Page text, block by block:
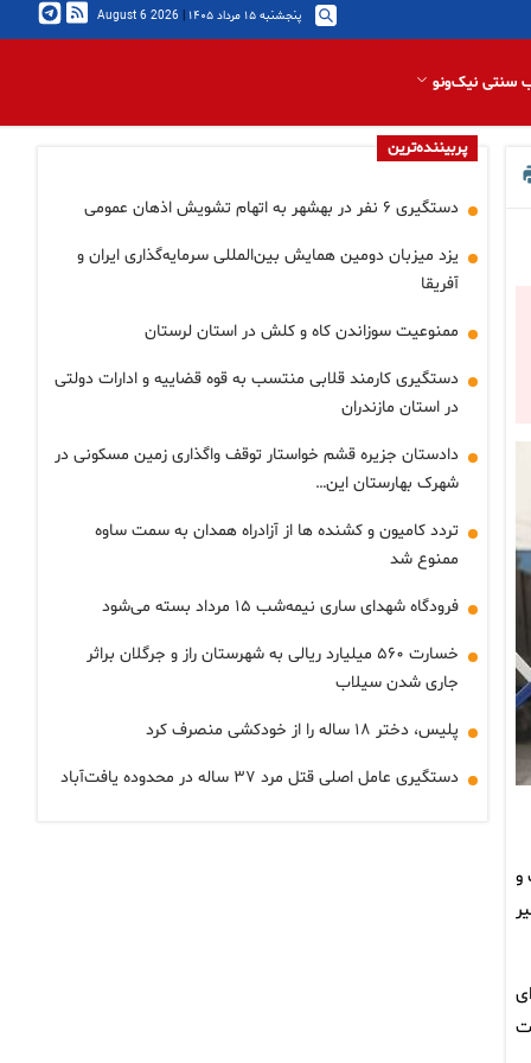
پنجشنبه ۱۵ مرداد ۱۴۰۵ |
2026 August 6
سنتی نیک‌ونو
و
برای
به سمت
پربیننده‌ترین
دستگیری ۶ نفر در بهشهر به اتهام تشویش اذهان عمومی
یزد میزبان دومین همایش بین‌المللی سرمایه‌گذاری ایران و
آفریقا
ممنوعیت سوزاندن کاه و کلش در استان لرستان
دستگیری کارمند قلابی منتسب به قوه قضاییه و ادارات دولتی
در استان مازندران
دادستان جزیره قشم خواستار توقف واگذاری زمین مسکونی در
شهرک بهارستان این…
تردد کامیون و کشنده ها از آزادراه همدان به سمت ساوه
ممنوع شد
فرودگاه شهدای ساری نیمه‌شب ۱۵ مرداد بسته می‌شود
خسارت ۵۶۰ میلیارد ریالی به شهرستان راز و جرگلان براثر
جاری شدن سیلاب
پلیس، دختر ‌۱۸ ساله را از خودکشی منصرف کرد
دستگیری عامل اصلی قتل مرد ۳۷ ساله در محدوده یافت‌آباد